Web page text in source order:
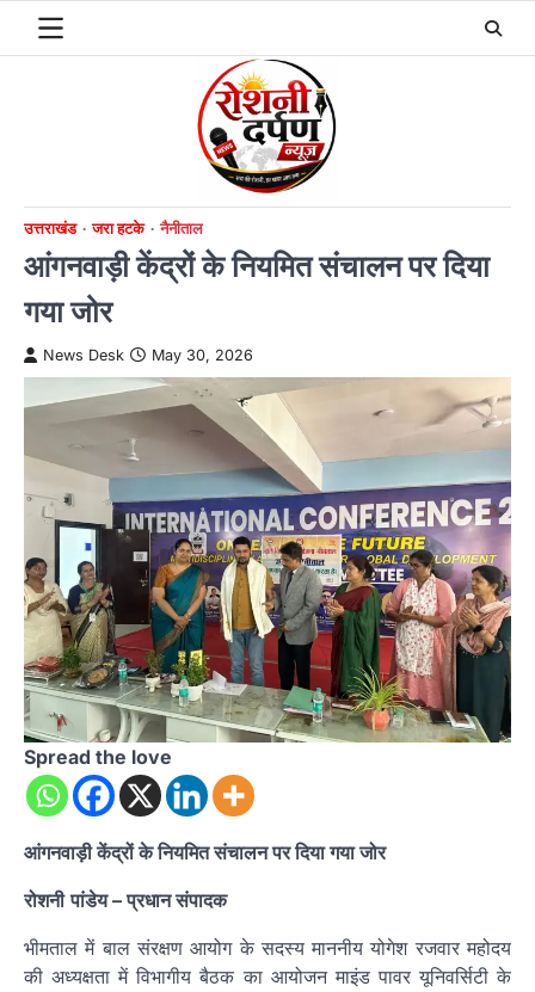
उत्तराखंड जरा हटके नैनीताल
आंगनवाड़ी केंद्रों के नियमित संचालन पर दिया
गया जोर
News Desk May 30, 2026
Spread the love
आंगनवाड़ी केंद्रों के नियमित संचालन पर दिया गया जोर
रोशनी पांडेय– प्रधान संपादक
भीमताल में बाल संरक्षण आयोग के सदस्य माननीय योगेश रजवार महोदय
की अध्यक्षता में विभागीय बैठक का आयोजन माइंड पावर यूनिवर्सिटी के